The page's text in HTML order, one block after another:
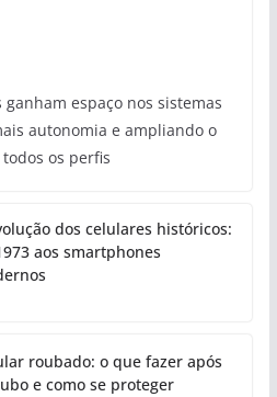
ganham espaço nos sistemas
autonomia e ampliando o
os perfis
dos celulares históricos:
aos smartphones
roubado: o que fazer após
e como se proteger